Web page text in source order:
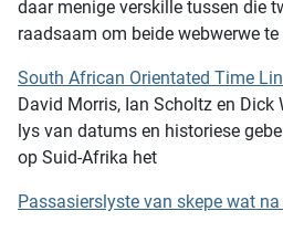
daar menige verskille tussen die
raadsaam om beide webwerwe te
South African Orientated Time
David Morris, Ian Scholtz en
lys van datums en historiese
op Suid-Afrika het
Passasierslyste van skepe wat